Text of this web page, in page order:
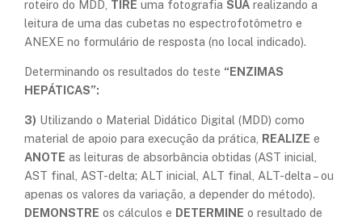
roteiro do MDD, TIRE uma fotografia SUA realizando a
leitura de uma das cubetas no espectrofotômetro e
ANEXE no formulário de resposta (no local indicado).
Determinando os resultados do teste “ENZIMAS
HEPÁTICAS”:
3) Utilizando o Material Didático Digital (MDD) como
material de apoio para execução da prática, REALIZE e
ANOTE as leituras de absorbância obtidas (AST inicial,
AST final, AST-delta; ALT inicial, ALT final, ALT-delta – ou
apenas os valores da variação, a depender do método).
DEMONSTRE os cálculos e DETERMINE o resultado de